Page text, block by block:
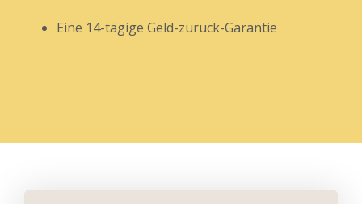
Eine 14-tägige Geld-zurück-Garantie